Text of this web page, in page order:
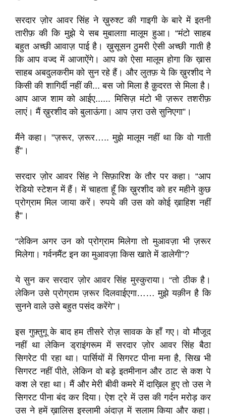
सरदार ज़ोर आवर सिंह ने ख़ुरुश्ट की गाइगी के बारे में इतनी
तारीफ़ की कि मुझे ये सब मुबालग़ा मालूम हुआ। “मंटो साहब
बहुत अच्छी आवाज़ पाई है। ख़ुसूसन ठुमरी ऐसी अच्छी गाती है
कि आप वज्द में आजाऐंगे। आप को ऐसा मालूम होगा कि ख़ास
साहब अबदुलकरीम को सुन रहे हैं। और लुतफ़ ये कि ख़ुरशीद ने
किसी की शागिर्दी नहीं की... बस जो मिला है क़ुदरत से मिला है।
आप आज शाम को आईए...... मिसिज़ मंटो भी ज़रूर तशरीफ़
लाएं। मैं ख़ुरशीद को बुलाऊंगा। आप ज़रा उसे सुनिएगा”।
मैंने कहा। "ज़रूर, ज़रूर….. मुझे मालूम नहीं था कि वो गाती
हैं”।
सरदार ज़ोर आवर सिंह ने सिफ़ारिश के तौर पर कहा। “आप
रेडियो स्टेशन में हैं। में चाहता हूँ कि ख़ुरशीद को हर महीने कुछ
प्रोग्राम मिल जाया करें। रुपये की उस को कोई ख़ाहिश नहीं
है”।
“लेकिन अगर उन को प्रोग्राम मिलेगा तो मुआवज़ा भी ज़रूर
मिलेगा। गर्वनमैंट इन का मुआवज़ा किस खाते में डालेगी”?
ये सुन कर सरदार ज़ोर आवर सिंह मुस्कुराया। “तो ठीक है।
लेकिन उसे प्रोग्राम ज़रूर दिलवाईएगा…… मुझे यक़ीन है कि
सुनने वाले उसे बहुत पसंद करेंगे”।
इस गुफ़्तुगू के बाद हम तीसरे रोज़ सावक के हाँ गए। वो मौजूद
नहीं था लेकिन ड्राइंगरूम में सरदार ज़ोर आवर सिंह बैठा
सिगरेट पी रहा था। पार्सियों में सिगरट पीना मना है, सिख भी
सिगरट नहीं पीते, लेकिन वो बड़े इतमीनान और ठाट से कश पे
कश ले रहा था। मैं और मेरी बीवी कमरे में दाख़िल हुए तो उस ने
सिगरट पीना बंद कर दिया। ऐश ट्रे में उस की गर्दन मरोड़ कर
उस ने हमें ख़ालिस इस्लामी अंदाज़ में सलाम किया और कहा।